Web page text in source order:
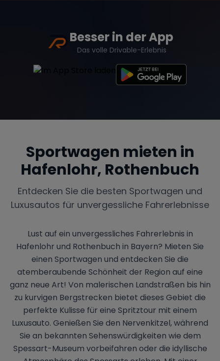
Besser in der App
Das volle Drivable-Erlebnis
Sportwagen mieten in
Hafenlohr, Rothenbuch
Entdecken Sie die besten Sportwagen und
Luxusautos für unvergessliche Fahrerlebnisse
Lust auf ein unvergessliches Fahrerlebnis in
Hafenlohr und Rothenbuch in Bayern? Mieten Sie
einen Sportwagen und entdecken Sie die
atemberaubende Schönheit der Region auf eine
ganz neue Art! Von malerischen Landstraßen bis hin
zu kurvigen Bergstrecken bietet dieses Gebiet die
perfekte Kulisse für eine Spritztour mit einem
Luxusauto. Genießen Sie den Nervenkitzel, während
Sie an bekannten Sehenswürdigkeiten wie dem
Spessart-Museum vorbeifahren oder die idyllische